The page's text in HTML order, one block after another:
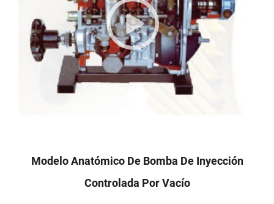
Modelo Anatómico De Bomba De Inyección
Controlada Por Vacío